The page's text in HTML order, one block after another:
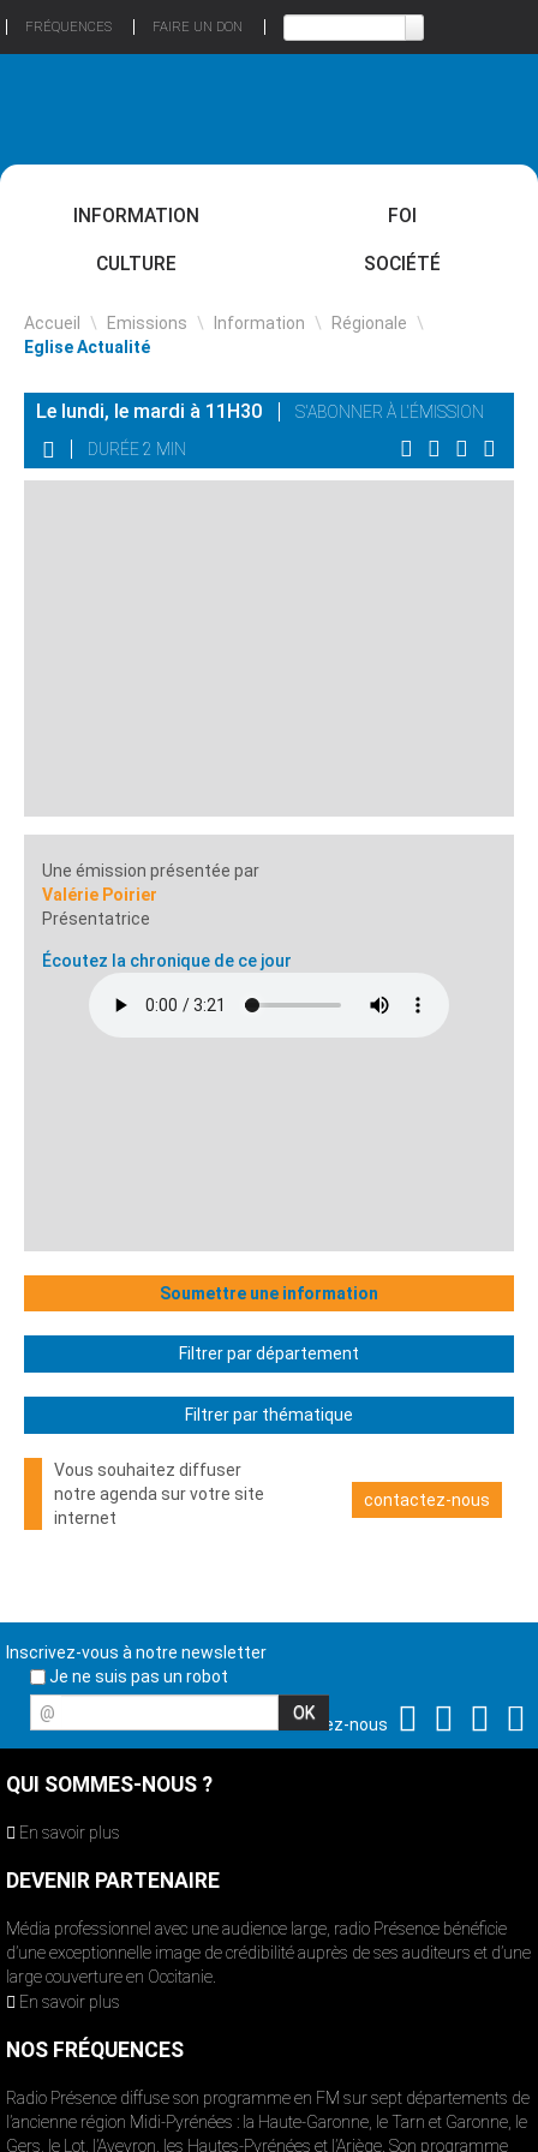
FRÉQUENCES FAIRE UN DON
INFORMATION FOI
CULTURE SOCIÉTÉ
Accueil \ Emissions \ Information \ Régionale \
Eglise Actualité
Le lundi, le mardi à 11H30
S'ABONNER À L'ÉMISSION
DURÉE 2 MIN
Une émission présentée par
Valérie Poirier
Présentatrice
Écoutez la chronique de ce jour
Soumettre une information
Filtrer par département
Filtrer par thématique
Vous souhaitez diffuser
notre agenda sur votre site
internet
contactez-nous
Inscrivez-vous à notre newsletter
Je ne suis pas un robot
@
Suivez-nous
QUI SOMMES-NOUS ?
En savoir plus
DEVENIR PARTENAIRE
Média professionnel avec une audience large, radio Présence bénéficie
d’une exceptionnelle image de crédibilité auprès de ses auditeurs et d’une
large couverture en Occitanie.
En savoir plus
NOS FRÉQUENCES
Radio Présence diffuse son programme en FM sur sept départements de
l’ancienne région Midi-Pyrénées : la Haute-Garonne, le Tarn et Garonne, le
Gers, le Lot, l’Aveyron, les Hautes-Pyrénées et l’Ariège. Son programme